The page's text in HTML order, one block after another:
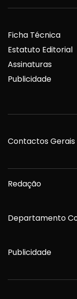
Ficha Técnica
Estatuto Editorial
Assinaturas
Publicidade
Contactos Gerais
Redação
Departamento
Publicidade